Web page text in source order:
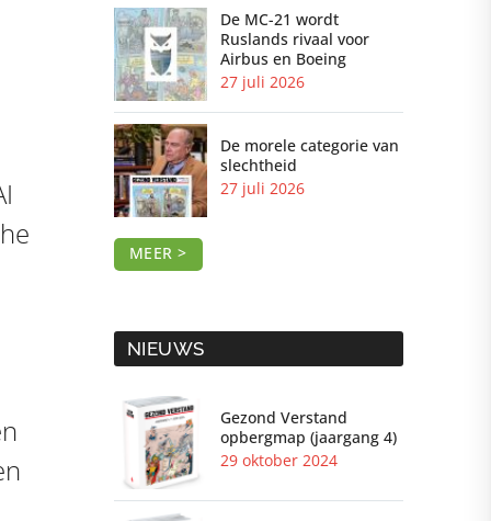
De MC-21 wordt
Ruslands rivaal voor
Airbus en Boeing
27 juli 2026
De morele categorie van
slechtheid
27 juli 2026
MEER >
NIEUWS
Gezond Verstand
opbergmap (jaargang 4)
29 oktober 2024